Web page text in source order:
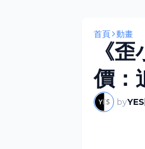
首頁 動畫
《
價：
by